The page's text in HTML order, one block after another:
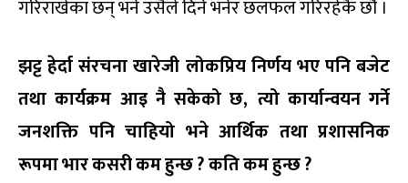
गरिराखेका छन् भने उसैले दिने भनेर छलफल गरिरहेकै छौं ।
झट्टहेर्दासंरचनाखारेजी लोकप्रियनिर्णयभएपनिबजेट
तथा कार्यक्रम आइ नै सकेको छ, त्यो कार्यान्वयन गर्ने
जनशक्ति पनि चाहियो भने आर्थिक तथा प्रशासनिक
रूपमाभारकसरीकमहुन्छ?कतिकमहुन्छ?